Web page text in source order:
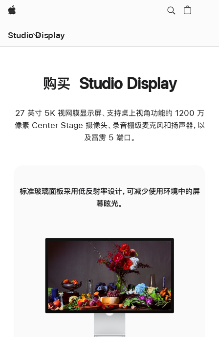
Apple
Studio Display
购买 Studio Display
27 英寸 5K 视网膜显示屏、支持桌上视角功能的 1200 万
像素 Center Stage 摄像头、录音棚级麦克风和扬声器，以
及雷雳 5 端口。
标准玻璃面板采用低反射率设计，可减少使用环境中的屏
幕眩光。